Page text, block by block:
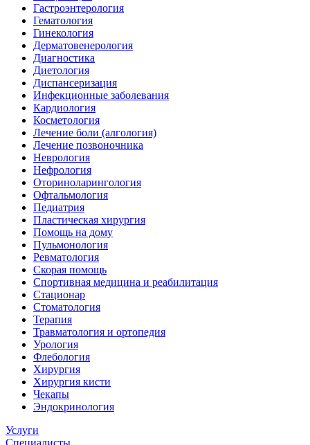
Гастроэнтерология
Гематология
Гинекология
Дерматовенерология
Диагностика
Диетология
Диспансеризация
Инфекционные заболевания
Кардиология
Косметология
Лечение боли (алгология)
Лечение позвоночника
Неврология
Нефрология
Оториноларингология
Офтальмология
Педиатрия
Пластическая хирургия
Помощь на дому
Пульмонология
Ревматология
Скорая помощь
Спортивная медицина и реабилитация
Стационар
Стоматология
Терапия
Травматология и ортопедия
Урология
Флебология
Хирургия
Хирургия кисти
Чекапы
Эндокринология
Услуги
Специалисты